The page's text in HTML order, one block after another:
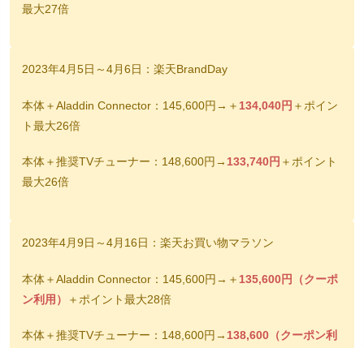
最大27倍
2023年4月5日～4月6日：楽天BrandDay
本体＋Aladdin Connector：145,600円→＋ 134,040円 ＋ポイン
ト最大26倍
本体＋推奨TVチューナー：148,600円→ 133,740円 ＋ポイント
最大26倍
2023年4月9日～4月16日：楽天お買い物マラソン
本体＋Aladdin Connector：145,600円→＋ 135,600円（クーポ
ン利用）
＋ポイント最大28倍
本体＋推奨TVチューナー：148,600円→ 138,600（クーポン利